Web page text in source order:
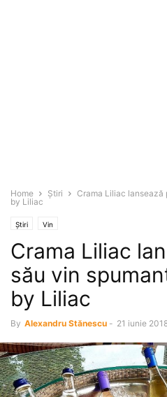
Home Știri
Crama Liliac lansează
by Liliac
Știri Vin
Crama Liliac
său vin
by Liliac
By Alexandru Stănescu - 21 iunie